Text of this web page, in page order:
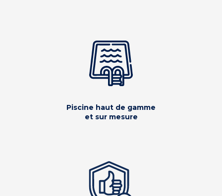
Piscine haut de gamme
et sur mesure